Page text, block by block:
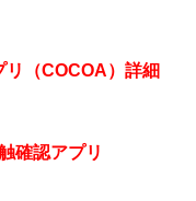
（COCOA）詳細
確認アプリ